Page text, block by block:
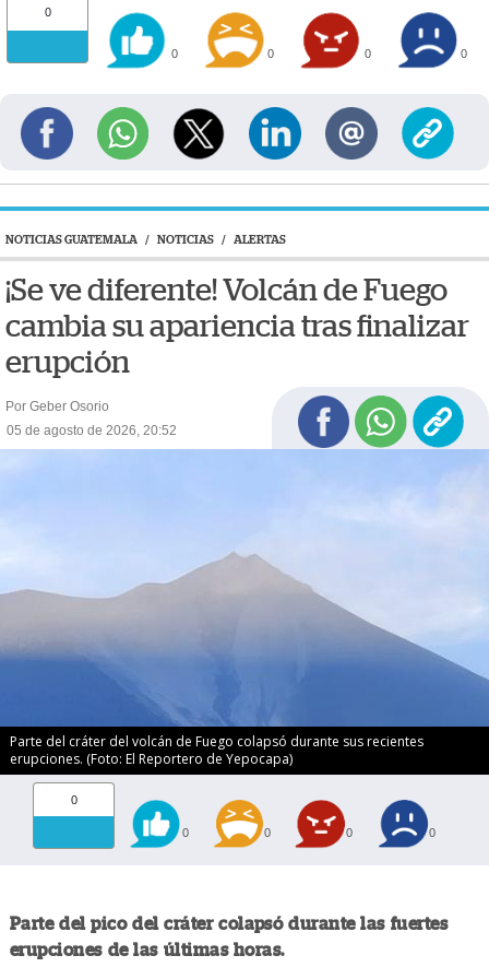
0
0 0 0 0
NOTICIAS GUATEMALA / NOTICIAS / ALERTAS
¡Se ve diferente! Volcán de Fuego
cambia su apariencia tras finalizar
erupción
Por Geber Osorio
05 de agosto de 2026, 20:52
Parte del cráter del volcán de Fuego colapsó durante sus recientes
erupciones. (Foto: El Reportero de Yepocapa)
0
0 0 0 0
Parte del pico del cráter colapsó durante las fuertes
erupciones de las últimas horas.